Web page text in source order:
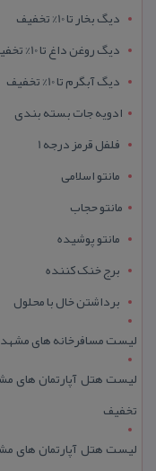
دیگ بخار تا 10% تخفیف
دیگ روغن داغ تا 10% تخفیف
دیگ آبگرم تا 10% تخفیف
ادویه جات بسته بندی
فلفل قرمز درجه 1
مانتو اسلامی
مانتو حجاب
مانتو پوشیده
برج خنک کننده
برداشتن خال با محلول
لیست مسافرخانه های مشهد با
تخفیف